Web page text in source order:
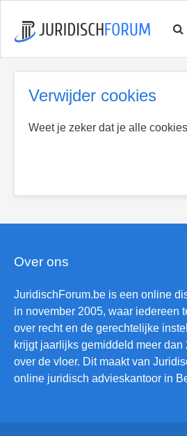
Verwijder cookies
Weet je zeker dat je alle
Over ons
JuridischForum.be is een online
in november 2005, waar iedereen
over recht en de gerechtelijke
krijgt jaarlijks gemiddeld meer
over de vloer. Dit maakt van
online juridisch advieskantoor in